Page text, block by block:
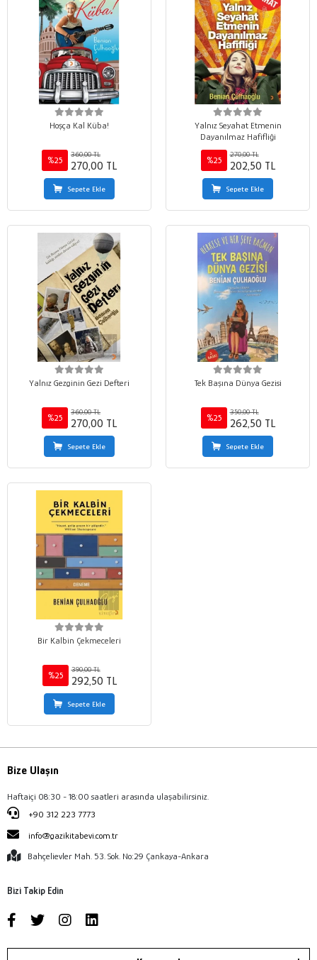
Hoşça Kal Küba!
%25
360,00 TL
270,00 TL
Sepete Ekle
Yalnız Seyahat Etmenin
Dayanılmaz Hafifliği
%25
270,00 TL
202,50 TL
Sepete Ekle
Yalnız Gezginin Gezi Defteri
%25
360,00 TL
270,00 TL
Sepete Ekle
Tek Başına Dünya Gezisi
%25
350,00 TL
262,50 TL
Sepete Ekle
Bir Kalbin Çekmeceleri
%25
390,00 TL
292,50 TL
Sepete Ekle
Bize Ulaşın
Haftaiçi 08:30 - 18:00 saatleri arasında ulaşabilirsiniz.
+90 312 223 7773
info@gazikitabevi.com.tr
Bahçelievler Mah. 53. Sok. No:29 Çankaya-Ankara
Bizi Takip Edin